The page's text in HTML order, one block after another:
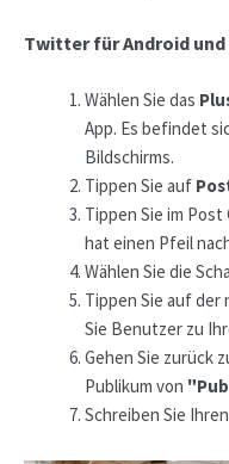
Twitter für Android und
Wählen Sie das
App. Es befindet
Bildschirms.
Tippen Sie auf
Tippen Sie im
hat einen Pfeil
Wählen Sie die
Tippen Sie auf der
Sie Benutzer zu
Gehen Sie zurück
Publikum von
Schreiben Sie